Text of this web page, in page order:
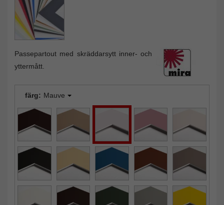
Passepartout med skräddarsytt inner- och
yttermått.
färg: Mauve